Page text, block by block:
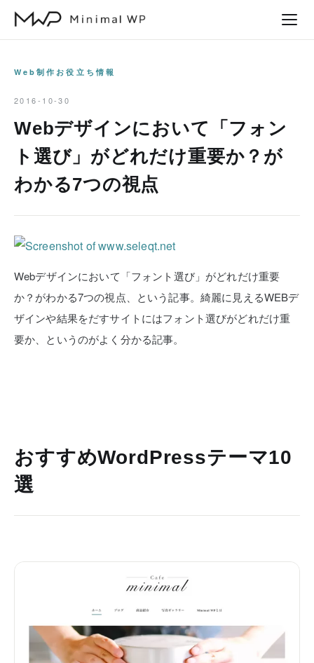
Web制作お役立ち情報
2016-10-30
Webデザインにおいて「フォン
ト選び」がどれだけ重要か？が
わかる7つの視点
Webデザインにおいて「フォント選び」がどれだけ重要
か？がわかる7つの視点、という記事。綺麗に見えるWEBデ
ザインや結果をだすサイトにはフォント選びがどれだけ重
要か、というのがよく分かる記事。
おすすめWordPressテーマ10
選